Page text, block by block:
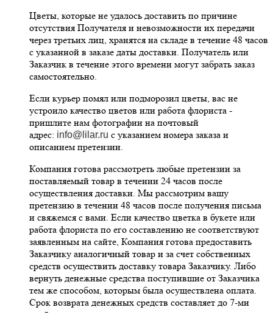
Цветы, которые не удалось доставить по причине
отсутствия Получателя и невозможности их передачи
через третьих лиц, хранятся на складе в течение 48 часов
с указанной в заказе даты доставки. Получатель или
Заказчик в течение этого времени могут забрать заказ
самостоятельно.
Если курьер помял или подморозил цветы, вас не
устроило качество цветов или работа флориста -
пришлите нам фотографии на почтовый
адрес: info@lilar.ru с указанием номера заказа и
описанием претензии.
Компания готова рассмотреть любые претензии за
поставляемый товар в течении 24 часов после
осуществления доставки. Мы рассмотрим вашу
претензию в течении 48 часов после получения письма
и свяжемся с вами. Если качество цветка в букете или
работа флориста по его составлению не соответствуют
заявленным на сайте, Компания готова предоставить
Заказчику аналогичный товар и за счет собственных
средств осуществить доставку товара Заказчику. Либо
вернуть денежные средства поступившие от Заказчика
тем же способом, которым была осуществлена оплата.
Срок возврата денежных средств составляет до 7-ми